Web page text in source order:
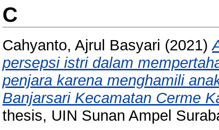
C
Cahyanto, Ajrul Basyari (2021)
persepsi istri dalam
penjara karena menghamili
Banjarsari Kecamatan Cerme
thesis, UIN Sunan Ampel